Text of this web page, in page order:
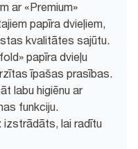
ar «Premium»
papīra dvieļiem,
kvalitātes sajūtu.
papīra dvieļu
īpašas prasības.
labu higiēnu ar
funkciju.
izstrādāts, lai radītu